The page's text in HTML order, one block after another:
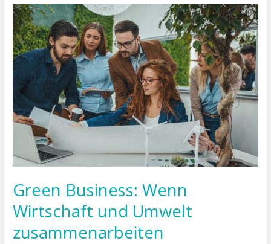
Green Business: Wenn
Wirtschaft und Umwelt
zusammenarbeiten
Green
Business:
Wenn
Wirtschaft
und
Umwelt
zusammenarbeiten